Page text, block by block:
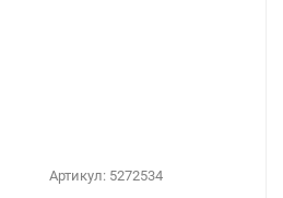
Артикул: 5272534